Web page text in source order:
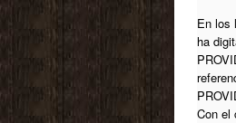
En los
ha
Con el